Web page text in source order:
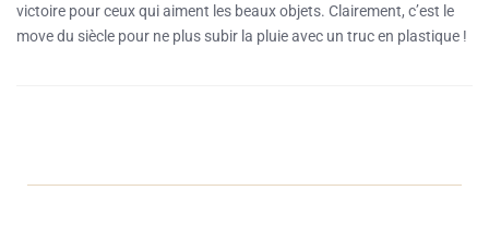
victoire pour ceux qui aiment les beaux objets. Clairement, c’est le
move du siècle pour ne plus subir la pluie avec un truc en plastique !